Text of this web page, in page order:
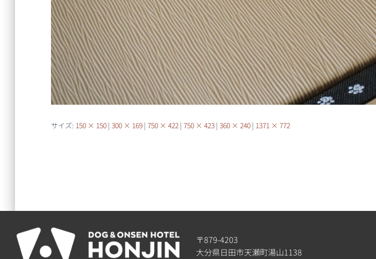
サイズ: 150 × 150 | 300 × 169 | 750 × 422 | 750 × 423 | 360 × 240 | 1371 × 772
〒879-4203
大分県日田市天瀬町湯山1138